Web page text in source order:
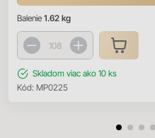
Balenie 1.62 kg
Skladom viac ako 10 ks
Kód: MP0225